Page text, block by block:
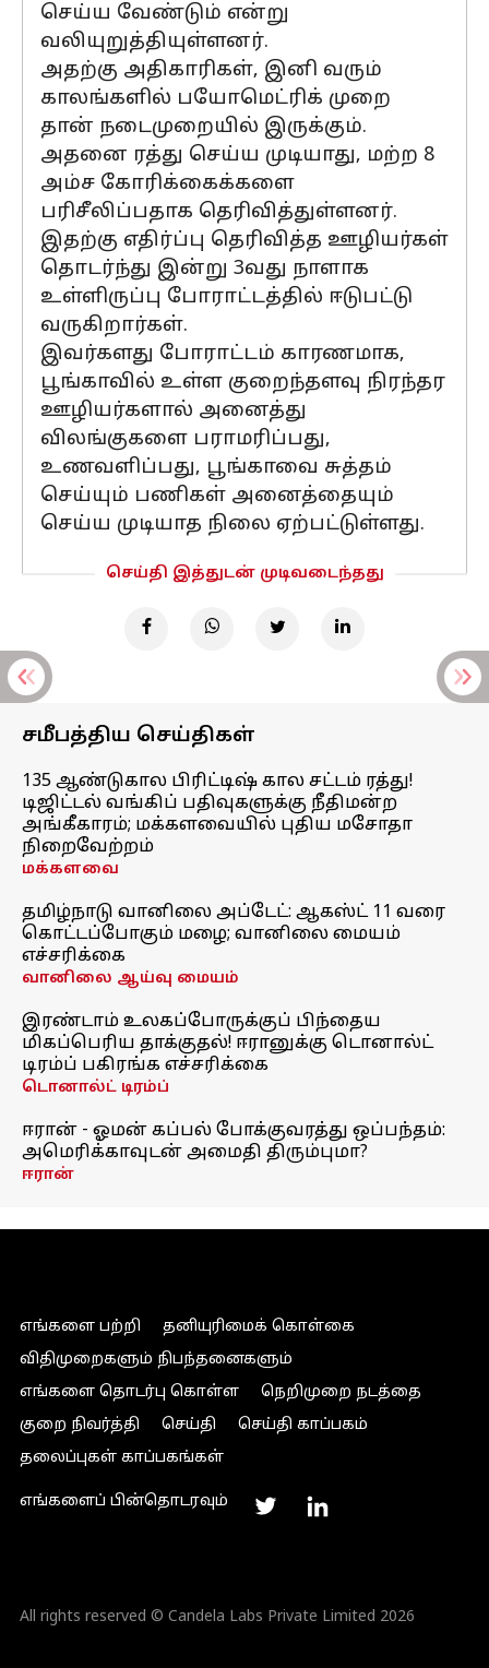
செய்ய வேண்டும் என்று
வலியுறுத்தியுள்ளனர்.
அதற்கு அதிகாரிகள், இனி வரும்
காலங்களில் பயோமெட்ரிக் முறை
தான் நடைமுறையில் இருக்கும்.
அதனை ரத்து செய்ய முடியாது, மற்ற 8
அம்ச கோரிக்கைக்களை
பரிசீலிப்பதாக தெரிவித்துள்ளனர்.
இதற்கு எதிர்ப்பு தெரிவித்த ஊழியர்கள்
தொடர்ந்து இன்று 3வது நாளாக
உள்ளிருப்பு போராட்டத்தில் ஈடுபட்டு
வருகிறார்கள்.
இவர்களது போராட்டம் காரணமாக,
பூங்காவில் உள்ள குறைந்தளவு நிரந்தர
ஊழியர்களால் அனைத்து
விலங்குகளை பராமரிப்பது,
உணவளிப்பது, பூங்காவை சுத்தம்
செய்யும் பணிகள் அனைத்தையும்
செய்ய முடியாத நிலை ஏற்பட்டுள்ளது.
செய்தி இத்துடன் முடிவடைந்தது
சமீபத்திய செய்திகள்
135 ஆண்டுகால பிரிட்டிஷ் கால சட்டம் ரத்து!
டிஜிட்டல் வங்கிப் பதிவுகளுக்கு நீதிமன்ற
அங்கீகாரம்; மக்களவையில் புதிய மசோதா
நிறைவேற்றம்
மக்களவை
தமிழ்நாடு வானிலை அப்டேட்: ஆகஸ்ட் 11 வரை
கொட்டப்போகும் மழை; வானிலை மையம்
எச்சரிக்கை
வானிலை ஆய்வு மையம்
இரண்டாம் உலகப்போருக்குப் பிந்தைய
மிகப்பெரிய தாக்குதல்! ஈரானுக்கு டொனால்ட்
டிரம்ப் பகிரங்க எச்சரிக்கை
டொனால்ட் டிரம்ப்
ஈரான் - ஓமன் கப்பல் போக்குவரத்து ஒப்பந்தம்:
அமெரிக்காவுடன் அமைதி திரும்புமா?
ஈரான்
எங்களை பற்றி
தனியுரிமைக் கொள்கை
விதிமுறைகளும் நிபந்தனைகளும்
எங்களை தொடர்பு கொள்ள
நெறிமுறை நடத்தை
குறை நிவர்த்தி
செய்தி
செய்தி காப்பகம்
தலைப்புகள் காப்பகங்கள்
எங்களைப் பின்தொடரவும்
All rights reserved © Candela Labs Private Limited 2026